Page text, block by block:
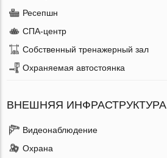
Ресепшн
СПА-центр
Собственный тренажерный зал
Охраняемая автостоянка
ВНЕШНЯЯ ИНФРАСТРУКТУРА
Видеонаблюдение
Охрана